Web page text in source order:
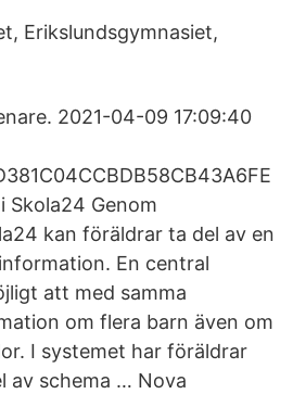
Erikslundsgymnasiet,
2021-04-09 17:09:40
Skola24 Genom
kan föräldrar ta del av en
En central
att med samma
om flera barn även om
I systemet har föräldrar
av schema … Nova